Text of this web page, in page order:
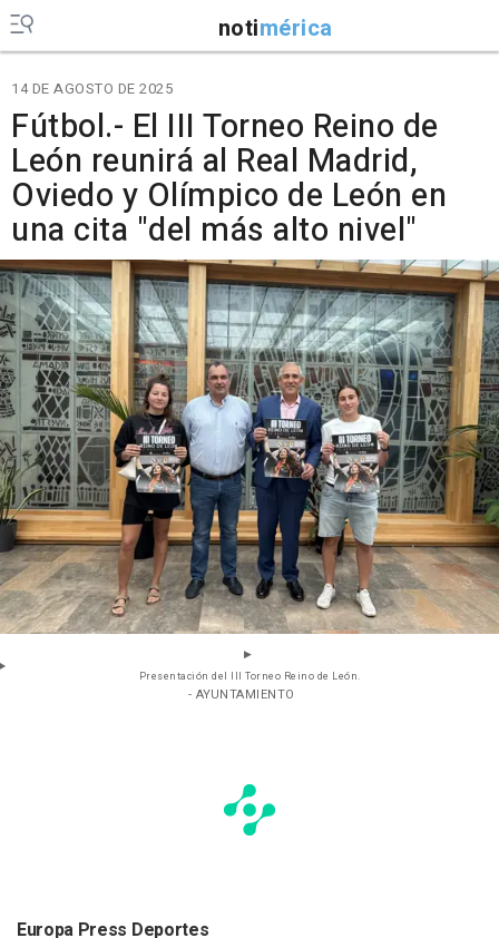
notimérica
14 DE AGOSTO DE 2025
Fútbol.- El III Torneo Reino de
León reunirá al Real Madrid,
Oviedo y Olímpico de León en
una cita "del más alto nivel"
Presentación del III Torneo Reino de León.
- AYUNTAMIENTO
Europa Press Deportes